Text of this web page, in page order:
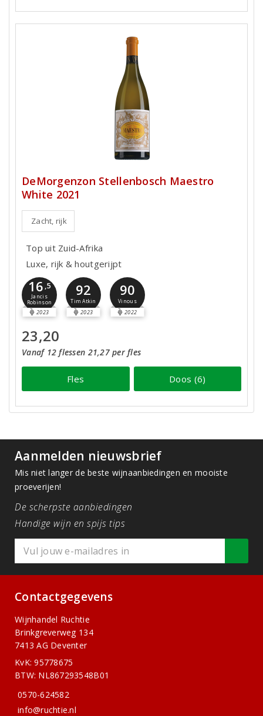
DeMorgenzon Stellenbosch Maestro
White 2021
Zacht, rijk
Top uit Zuid-Afrika
Luxe, rijk & houtgerijpt
16 ,5
Jancis
Robinson
2023
92
Tim Atkin
2023
90
Vinous
2022
23,20
Vanaf 12 flessen 21,27 per fles
Fles Doos (6)
Aanmelden nieuwsbrief
Mis niet langer de beste wijnaanbiedingen en mooiste
proeverijen!
De scherpste aanbiedingen
Handige wijn en spijs tips
Contactgegevens
Wijnhandel Ruchtie
Brinkgreverweg 134
7413 AG Deventer
KvK: 95778675
BTW: NL867293548B01
0570-624582
info@ruchtie.nl